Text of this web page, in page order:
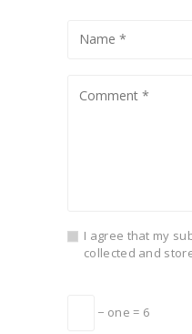
I agree that my
collected and
− one = 6